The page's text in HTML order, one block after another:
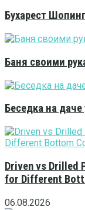
Бухарест Шопинг
Баня своими
Беседка на
Driven vs Drilled
for Different
06.08.2026